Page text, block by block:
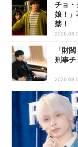
チョ・
娘！」
禁！
「財
刑事チ